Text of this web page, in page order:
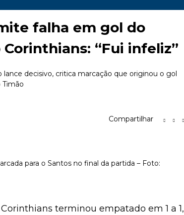
falha em gol do
“Fui infeliz”
decisivo, critica marcação que originou o gol
Timão
Compartilhar
para o Santos no final da partida – Foto:
terminou empatado em 1 a 1,